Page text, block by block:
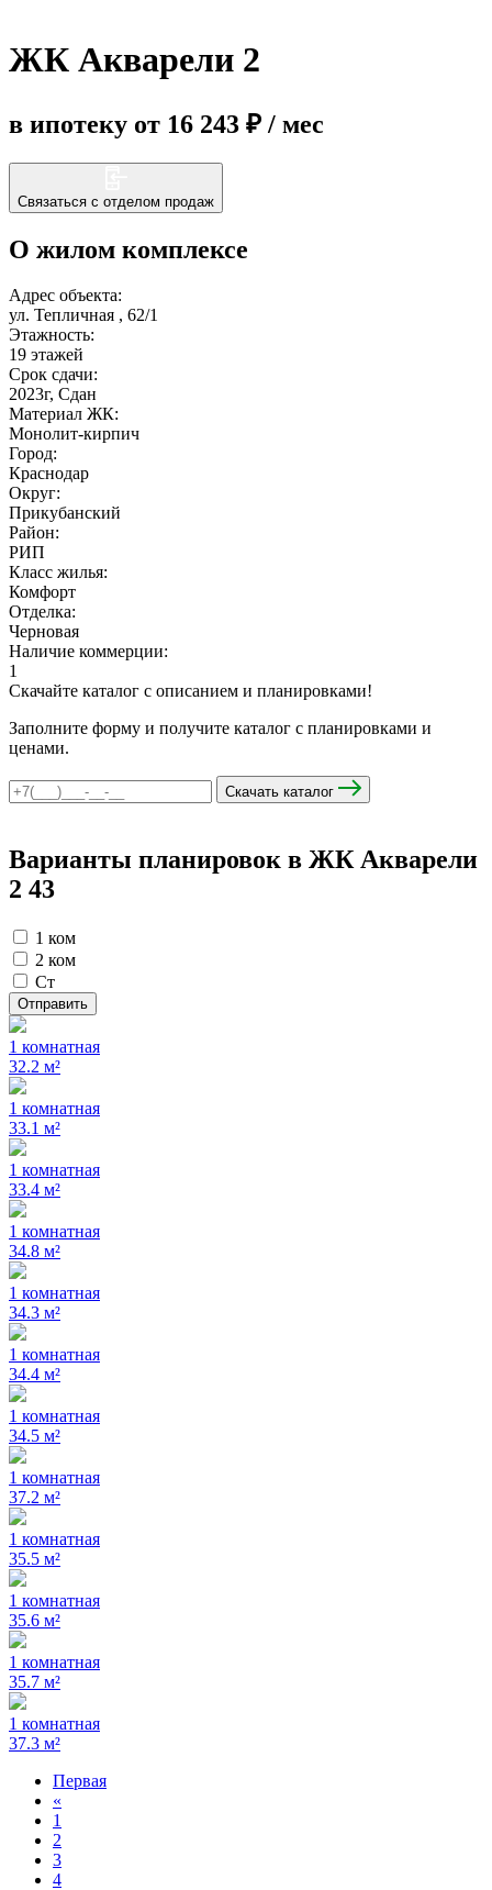
Еще
мы в соцсетях
ЖК Акварели 2
в ипотеку от 16 243 ₽ / мес
Связаться с отделом продаж
О жилом комплексе
Адрес объекта:
ул. Тепличная , 62/1
Этажность:
19 этажей
Срок сдачи:
2023г, Сдан
Материал ЖК:
Монолит-кирпич
Город:
Краснодар
Округ:
Прикубанский
Район:
РИП
Класс жилья:
Комфорт
Отделка:
Черновая
Наличие коммерции:
1
Скачайте каталог с описанием и планировками!
Заполните форму и получите каталог с планировками и
ценами.
Скачать каталог
Варианты планировок в ЖК Акварели
2 43
1 ком
2 ком
Ст
Отправить
1 комнатная
32.2 м²
1 комнатная
33.1 м²
1 комнатная
33.4 м²
1 комнатная
34.8 м²
1 комнатная
34.3 м²
1 комнатная
34.4 м²
1 комнатная
34.5 м²
1 комнатная
37.2 м²
1 комнатная
35.5 м²
1 комнатная
35.6 м²
1 комнатная
35.7 м²
1 комнатная
37.3 м²
Первая
«
1
2
3
4